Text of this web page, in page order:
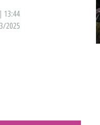
2025